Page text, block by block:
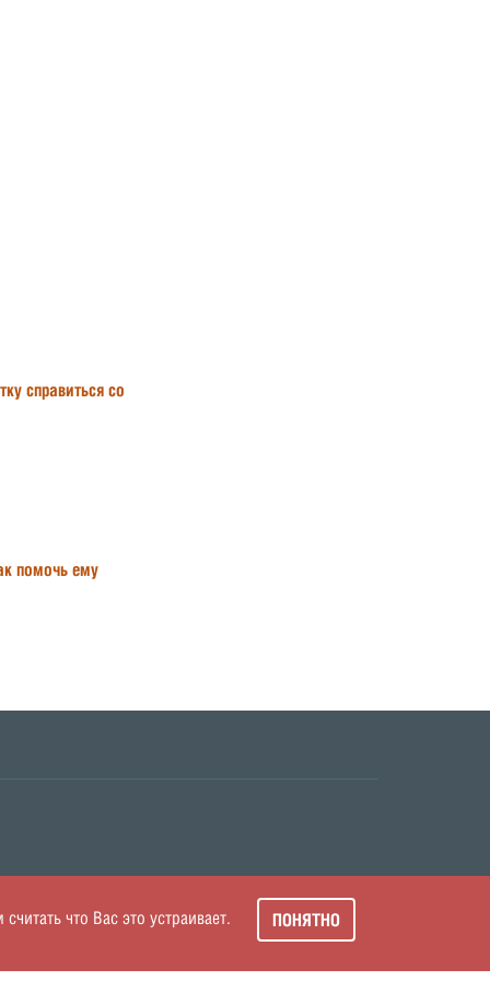
справиться со
помочь ему
что Вас это устраивает. ПОНЯТНО